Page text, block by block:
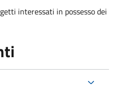
interessati in possesso dei